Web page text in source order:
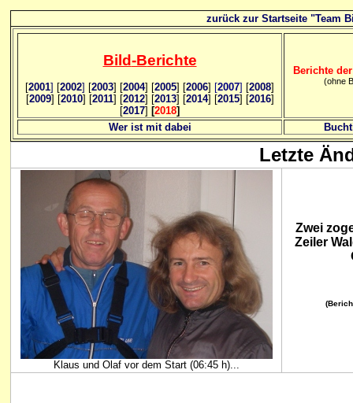
zurück zur Startseite "Team
Bild-Berichte
[2001] [2002] [2003] [2004] [2005] [2006] [2007] [2008]
[2009] [2010] [2011] [2012] [2013] [2014] [2015] [2016]
[2017] [2018]
Berichte
(ohne
Wer ist mit dabei
Letzte
Klaus und Olaf vor dem Start (06:45 h)...
Zwei
Zeiler